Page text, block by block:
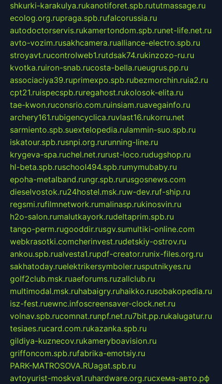
shkurki-karakulya.rukanotiforet.spb.rututmassage.ru
ecolog.org.rupraga.spb.rufalcorussia.ru
autodoctorservis.rukamertondom.spb.runet-life.net.ru
avto-vozim.rusakhcamera.rualliance-electro.spb.ru
stroyavt.rucontrolweb1.rutdsak74.rukinzozo-ru.ru
kvotka.ruiron-snab.rucosta-bella.rueugrus.pp.ru
associaciya39.ruprimexpo.spb.rubezmorchin.ruia2.ru
cpt21.ruispecspb.ruregahost.rukolosok-elita.ru
tae-kwon.ruconsrio.com.ruinsiam.ruavegainfo.ru
archery161.rubigencyclica.ruvlast16.rukorru.net
sarmiento.spb.suextelopedia.rulammin-suo.spb.ru
iskatour.spb.rusnpi.org.rurunning-line.ru
krygeva-spa.ruchel.net.rurust-loco.rudugshop.ru
hl-beta.spb.ruschool494.spb.rumymubaby.ru
epoha-metalband.rungr.spb.rurusgosnews.com
dieselvostok.ru24hostel.msk.ruw-dev.ruf-ship.ru
regsmi.rufilmnetwork.rumalinasp.rukinosvin.ru
h2o-salon.rumalutkayork.rudeltaprim.spb.ru
tango-perm.rugooddir.rusgv.sumultiki-online.com
webkrasotki.comcherinvest.rudetskiy-ostrov.ru
ankou.spb.rualvesta1.rupdf-creator.runix-files.org.ru
sakhatoday.ruelektrikersymboler.rusputnikyes.ru
golf2club.msk.ruaeforums.ruzallclub.ru
multimodal.msk.ruhabaigry.ruhaikko.rusobakopedia.ru
isz-fest.ruewnc.infoscreensaver-clock.net.ru
volnav.spb.rucomnat.runpf.net.ru7bit.pp.rukalugatur.ru
tesiaes.rucard.com.rukazanka.spb.ru
gildiya-kuznecov.rukameryboavision.ru
griffoncom.spb.rufabrika-emotsiy.ru
PARK-MATROSOVA.RUagat.spb.ru
avtoyurist-moskva1.ruhardware.org.ruсхема-авто.рф